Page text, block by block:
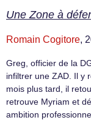
Une Zone à
Romain Cogitore,
Greg, officier de la
infiltrer une ZAD. Il y
mois plus tard, il
retrouve Myriam et
ambition